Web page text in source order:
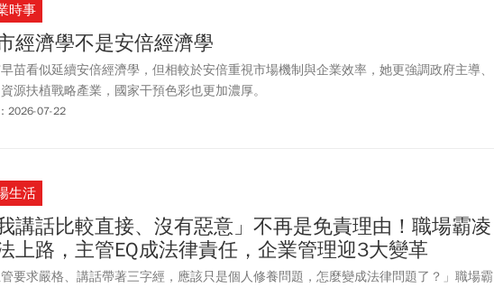
時事
經濟學不是安倍經濟學
苗看似延續安倍經濟學，但相較於安倍重視市場機制與企業效率，她更強調政府主導、
源扶植戰略產業，國家干預色彩也更加濃厚。
2026-07-22
生活
我講話比較直接、沒有惡意」不再是免責理由！職場霸凌
上路，主管EQ成法律責任，企業管理迎3大變革
管要求嚴格、講話帶著三字經，應該只是個人修養問題，怎麼變成法律問題了？」職場霸